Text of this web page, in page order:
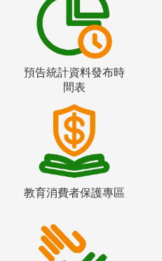
預告統計資料發布時
間表
教育消費者保護專區